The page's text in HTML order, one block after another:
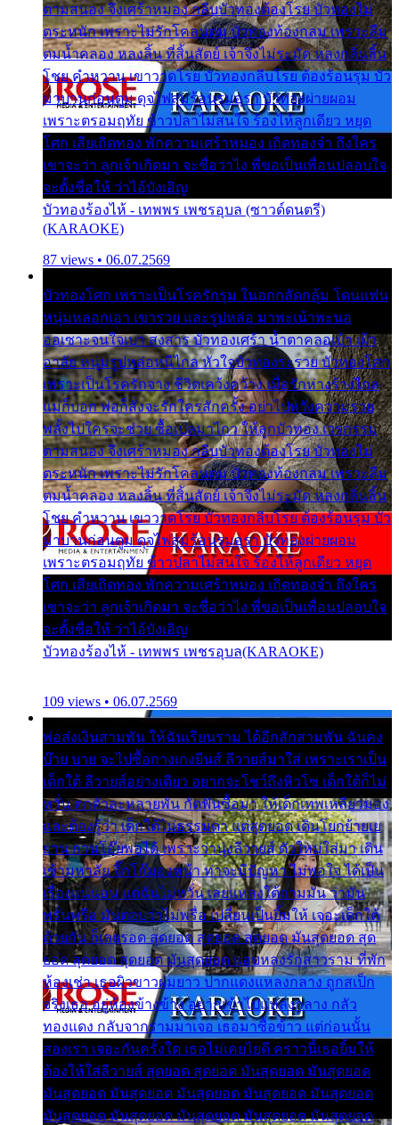
ตามสนอง จึงเศร้าหมอง กลีบบัวทองต้องโรย บัวทองไม่
ตระหนัก เพราะไม่รักโคลนตม บัวทองท้องกลม เพราะลืม
ตมน้ำคลอง หลงลิ้น ที่สิ้นสัตย์ เจ้าจึงไม่ระมัด หลงกลิ่นลิ้น
โชย คำหวาน เขาวาดโรย บัวทองกลีบโรย ต้องร้อนรุม บัว
มาบานก่อนตูม ดุจไฟสุมร้อนรุมอุรา บัวทองผ่ายผอม
เพราะตรอมฤทัย ข้าวปลาไม่สนใจ ร้องไห้ลูกเดียว หยุด
โศก เสียเถิดทอง พักความเศร้าหมอง เถิดทองจ๋า ถึงใคร
เขาจะว่า ลูกเจ้าเกิดมา จะชื่อว่าไง พี่ขอเป็นเพื่อนปลอบใจ
จะตั้งชื่อให้ ว่าไอ้บังเอิญ
บัวทองร้องไห้ - เทพพร เพชรอุบล (ซาวด์ดนตรี)
(KARAOKE)
87 views • 06.07.2569
บัวทองโศก เพราะเป็นโรครักรุม ในอกกลัดกลุ้ม โดนแฟน
หนุ่มหลอกเอา เขารวย และรูปหล่อ มาพะเน้าพะนอ
ออเซาะจนใจเบา สงสาร บัวทองเศร้า น้ำตาคลอเบ้า เฝ้า
อาลัย หนุ่มรูปหล่อหนีไกล หัวใจบัวทองระรวย บัวทองโศก
เพราะเป็นโรครักจาง ชีวิตเคว้งคว้าง เมื่อรักห่างร้างไกล
แม่ก็บอก พ่อก็สั่งจะรักใครสักครั้ง อย่าไปหวังความรวย
พลั้งไปใครจะช่วย ซื้อเปลมาไกว ให้ลูกบัวทอง เวรกรรม
ตามสนอง จึงเศร้าหมอง กลีบบัวทองต้องโรย บัวทองไม่
ตระหนัก เพราะไม่รักโคลนตม บัวทองท้องกลม เพราะลืม
ตมน้ำคลอง หลงลิ้น ที่สิ้นสัตย์ เจ้าจึงไม่ระมัด หลงกลิ่นลิ้น
โชย คำหวาน เขาวาดโรย บัวทองกลีบโรย ต้องร้อนรุม บัว
มาบานก่อนตูม ดุจไฟสุมร้อนรุมอุรา บัวทองผ่ายผอม
เพราะตรอมฤทัย ข้าวปลาไม่สนใจ ร้องไห้ลูกเดียว หยุด
โศก เสียเถิดทอง พักความเศร้าหมอง เถิดทองจ๋า ถึงใคร
เขาจะว่า ลูกเจ้าเกิดมา จะชื่อว่าไง พี่ขอเป็นเพื่อนปลอบใจ
จะตั้งชื่อให้ ว่าไอ้บังเอิญ
บัวทองร้องไห้ - เทพพร เพชรอุบล(KARAOKE)
109 views • 06.07.2569
พ่อส่งเงินสามพัน ให้ฉันเรียนราม ได้อีกสักสามพัน ฉันคง
บ๊าย บาย จะไปซื้อกางเกงยีนส์ ลีวายส์มาใส่ เพราะเราเป็น
เด็กใต้ ลีวายส์อย่างเดียว อยากจะโชว์ถึงหิวโซ เด็กใต้ก็ไม่
หวั่น ตกตัวละหลายพัน กัดฟันซื้อมา ให้เด็กเทพเหลียวมอง
และต้องรู้ว่า เด็กใต้ไม่ธรรมดา แต่สุดยอด เดินโยกย้ายเย
ยวน กวนโอ๊ยพอได้ เพราะว่านุ่งลีวายส์ ตัวใหม่ใส่มา เดิน
เข้ามหาลัย จิ๊กโก๊มองหน้า ท่าจะมีปัญหา ไม่พอใจ ได้เป็น
เรื่องแน่นอน แต่ฉันไม่หวั่น เลยแหลงใต้ถามมัน ว่ามัน
พรั่นพรือ มันตอบว่าไม่พรื่อ เปลี่ยนเป็นยิ้มให้ เจอะเด็กใต้
ด้วยกัน ก็เลยรอด สุดยอด สุดยอด สุดยอด มันสุดยอด สุด
ยอด สุดยอด สุดยอด มันสุดยอด แอบหลงรักสาวราม ที่พัก
ห้องเช่า เธอผิวขาวผมยาว ปากแดงแหลงกลาง ถูกสเป็ก
จริงเธอ อยู่ห้องข้างข้าง อยากเข้าไปแหลงกลาง กลัว
ทองแดง กลับจากรามมาเจอ เธอมาซื้อข้าว แต่ก่อนนั้น
สองเรา เจอะกันครั้งใด เธอไม่เคยไยดี คราวนี้เธอยิ้มให้
ต้องให้ใส่ลีวายส์ สุดยอด สุดยอด มันสุดยอด มันสุดยอด
มันสุดยอด มันสุดยอด มันสุดยอด มันสุดยอด มันสุดยอด
มันสุดยอด มันสุดยอด มันสุดยอด มันสุดยอด มันสุดยอด